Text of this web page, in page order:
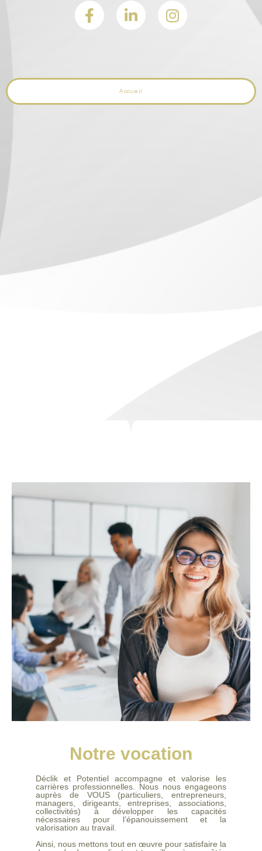
Accueil
Notre vocation
Déclik et Potentiel accompagne et valorise les
carrières professionnelles. Nous nous engageons
auprès de VOUS (particuliers, entrepreneurs,
managers, dirigeants, entreprises, associations,
collectivités) à développer les capacités
nécessaires pour l’épanouissement et la
valorisation au travail.
Ainsi, nous mettons tout en œuvre pour satisfaire la